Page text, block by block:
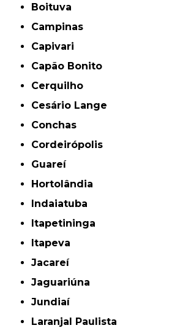
Boituva
Campinas
Capivari
Capão Bonito
Cerquilho
Cesário Lange
Conchas
Cordeirópolis
Guareí
Hortolândia
Indaiatuba
Itapetininga
Itapeva
Jacareí
Jaguariúna
Jundiaí
Laranjal Paulista